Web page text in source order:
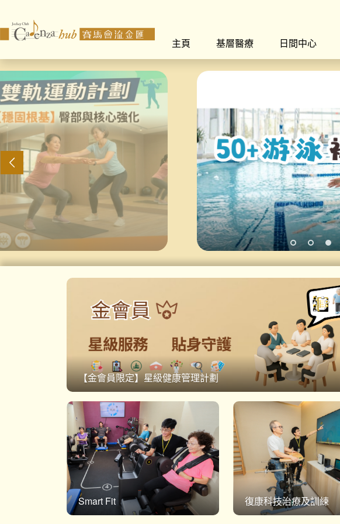
主頁
基層醫療 日間中心
【金會員限定】星級健康管理計劃
Smart Fit 復康科技治療及訓練